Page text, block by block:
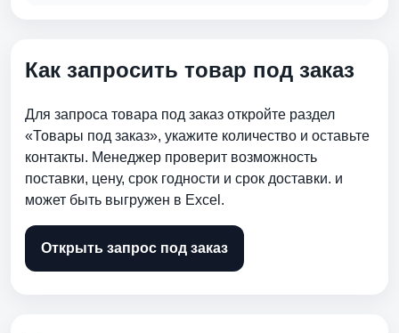
Как запросить товар под заказ
Для запроса товара под заказ откройте раздел
«Товары под заказ», укажите количество и оставьте
контакты. Менеджер проверит возможность
поставки, цену, срок годности и срок доставки. и
может быть выгружен в Excel.
Открыть запрос под заказ